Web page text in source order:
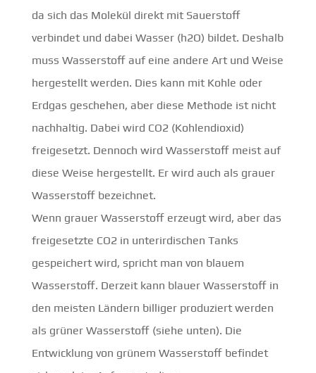
da sich das Molekül direkt mit Sauerstoff
verbindet und dabei Wasser (h2O) bildet. Deshalb
muss Wasserstoff auf eine andere Art und Weise
hergestellt werden. Dies kann mit Kohle oder
Erdgas geschehen, aber diese Methode ist nicht
nachhaltig. Dabei wird CO2 (Kohlendioxid)
freigesetzt. Dennoch wird Wasserstoff meist auf
diese Weise hergestellt. Er wird auch als grauer
Wasserstoff bezeichnet.
Wenn grauer Wasserstoff erzeugt wird, aber das
freigesetzte CO2 in unterirdischen Tanks
gespeichert wird, spricht man von blauem
Wasserstoff. Derzeit kann blauer Wasserstoff in
den meisten Ländern billiger produziert werden
als grüner Wasserstoff (siehe unten). Die
Entwicklung von grünem Wasserstoff befindet